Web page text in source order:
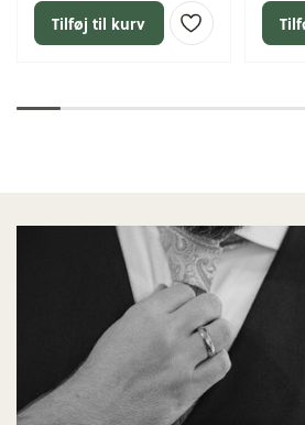
Tilføj til kurv